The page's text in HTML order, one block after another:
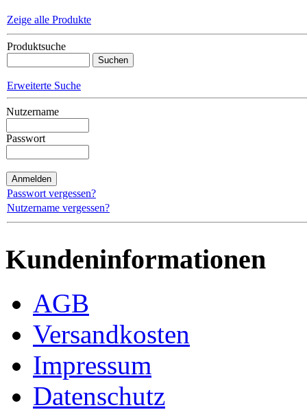
Zeige alle Produkte
Produktsuche
Erweiterte Suche
Nutzername
Passwort
Passwort vergessen?
Nutzername vergessen?
Kundeninformationen
AGB
Versandkosten
Impressum
Datenschutz